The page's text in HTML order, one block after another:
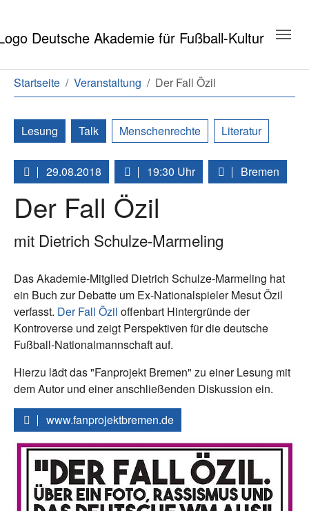
Sie sind hier:
Startseite Veranstaltung Der Fall Özil
Lesung Talk Menschenrechte Literatur
29.08.2018 19:30 Uhr Bremen
Der Fall Özil
mit Dietrich Schulze-Marmeling
Das Akademie-Mitglied Dietrich Schulze-Marmeling hat
ein Buch zur Debatte um Ex-Nationalspieler Mesut Özil
verfasst. Der Fall Özil offenbart Hintergründe der
Kontroverse und zeigt Perspektiven für die deutsche
Fußball-Nationalmannschaft auf.
Hierzu lädt das "Fanprojekt Bremen" zu einer Lesung mit
dem Autor und einer anschließenden Diskussion ein.
www.fanprojektbremen.de